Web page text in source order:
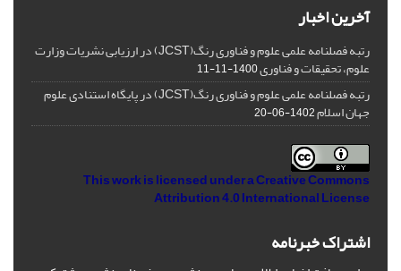
آخرین اخبار
رتبه فصلنامه علمی علوم و فناوری رنگ(JCST) در ارزیابی نشریات وزارت
علوم، تحقیقات و فناوری1400-11-11
رتبه فصلنامه علمی علوم و فناوری رنگ(JCST) در پایگاه استنادی علوم
جهان اسلام1402-06-20
This work is licensed under aCreative Commons
Attribution 4.0 International License
اشتراک خبرنامه